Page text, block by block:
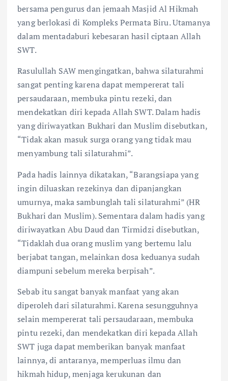
bersama pengurus dan jemaah Masjid Al Hikmah
yang berlokasi di Kompleks Permata Biru. Utamanya
dalam mentadaburi kebesaran hasil ciptaan Allah
SWT.
Rasulullah SAW mengingatkan, bahwa silaturahmi
sangat penting karena dapat mempererat tali
persaudaraan, membuka pintu rezeki, dan
mendekatkan diri kepada Allah SWT. Dalam hadis
yang diriwayatkan Bukhari dan Muslim disebutkan,
“Tidak akan masuk surga orang yang tidak mau
menyambung tali silaturahmi”.
Pada hadis lainnya dikatakan, “Barangsiapa yang
ingin diluaskan rezekinya dan dipanjangkan
umurnya, maka sambunglah tali silaturahmi” (HR
Bukhari dan Muslim). Sementara dalam hadis yang
diriwayatkan Abu Daud dan Tirmidzi disebutkan,
“Tidaklah dua orang muslim yang bertemu lalu
berjabat tangan, melainkan dosa keduanya sudah
diampuni sebelum mereka berpisah”.
Sebab itu sangat banyak manfaat yang akan
diperoleh dari silaturahmi. Karena sesungguhnya
selain mempererat tali persaudaraan, membuka
pintu rezeki, dan mendekatkan diri kepada Allah
SWT juga dapat memberikan banyak manfaat
lainnya, di antaranya, memperluas ilmu dan
hikmah hidup, menjaga kerukunan dan